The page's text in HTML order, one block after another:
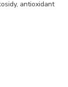
antioxidant